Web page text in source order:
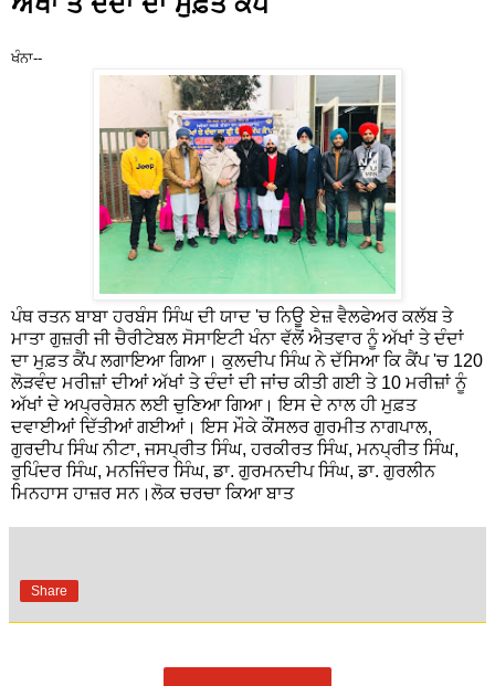
ਖੰਨਾ--
ਪੰਥ ਰਤਨ ਬਾਬਾ ਹਰਬੰਸ ਸਿੰਘ ਦੀ ਯਾਦ 'ਚ ਨਿਊ ਏਜ਼ ਵੈਲਫੇਅਰ ਕਲੱਬ ਤੇ
ਮਾਤਾ ਗੁਜ਼ਰੀ ਜੀ ਚੈਰੀਟੇਬਲ ਸੋਸਾਇਟੀ ਖੰਨਾ ਵੱਲੋਂ ਐਤਵਾਰ ਨੂੰ ਅੱਖਾਂ ਤੇ ਦੰਦਾਂ
ਦਾ ਮੁਫ਼ਤ ਕੈਂਪ ਲਗਾਇਆ ਗਿਆ। ਕੁਲਦੀਪ ਸਿੰਘ ਨੇ ਦੱਸਿਆ ਕਿ ਕੈਂਪ 'ਚ 120
ਲੋੜਵੰਦ ਮਰੀਜ਼ਾਂ ਦੀਆਂ ਅੱਖਾਂ ਤੇ ਦੰਦਾਂ ਦੀ ਜਾਂਚ ਕੀਤੀ ਗਈ ਤੇ 10 ਮਰੀਜ਼ਾਂ ਨੂੰ
ਅੱਖਾਂ ਦੇ ਅਪ੍ਰਰੇਸ਼ਨ ਲਈ ਚੁਣਿਆ ਗਿਆ। ਇਸ ਦੇ ਨਾਲ ਹੀ ਮੁਫ਼ਤ
ਦਵਾਈਆਂ ਦਿੱਤੀਆਂ ਗਈਆਂ। ਇਸ ਮੌਕੇ ਕੌਂਸਲਰ ਗੁਰਮੀਤ ਨਾਗਪਾਲ,
ਗੁਰਦੀਪ ਸਿੰਘ ਨੀਟਾ, ਜਸਪ੍ਰੀਤ ਸਿੰਘ, ਹਰਕੀਰਤ ਸਿੰਘ, ਮਨਪ੍ਰੀਤ ਸਿੰਘ,
ਰੁਪਿੰਦਰ ਸਿੰਘ, ਮਨਜਿੰਦਰ ਸਿੰਘ, ਡਾ. ਗੁਰਮਨਦੀਪ ਸਿੰਘ, ਡਾ. ਗੁਰਲੀਨ
ਮਿਨਹਾਸ ਹਾਜ਼ਰ ਸਨ।ਲੋਕ ਚਰਚਾ ਕਿਆ ਬਾਤ
Share